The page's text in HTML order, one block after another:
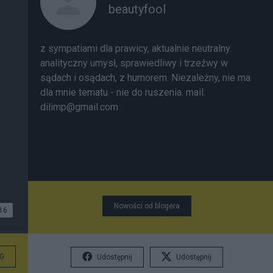
16
beautyfool
z sympatiami dla prawicy, aktualnie neutralny.
analityczny umysł, sprawiedliwy i trzeźwy w
sądach i osądach, z humorem. Niezależny, nie ma
dla mnie tematu - nie do ruszenia. mail:
dilimp@gmail.com
Nowości od blogera
Udostępnij Udostępnij